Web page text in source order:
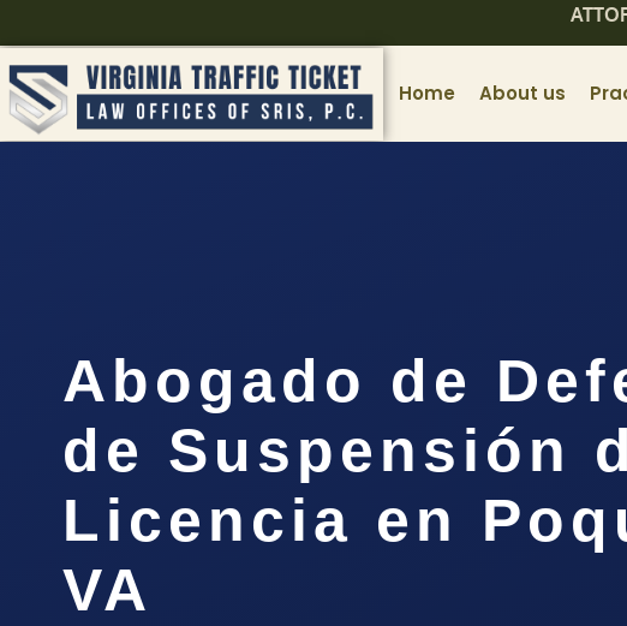
Home About us
Abogado de
de Suspensión
Licencia en
VA